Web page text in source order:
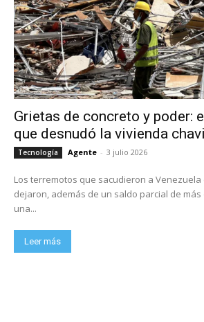
Grietas de concreto y poder:
que desnudó la vivienda
Tecnología Agente - 3 julio 2026
Los terremotos que sacudieron a Venezuela
dejaron, además de un saldo parcial de más
una...
Leer más